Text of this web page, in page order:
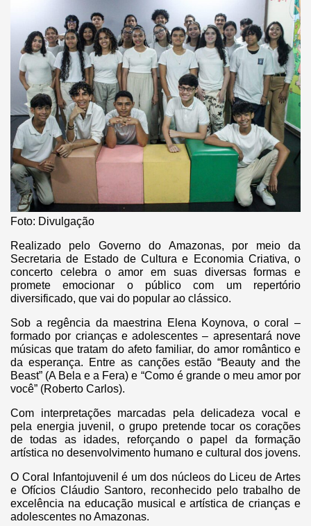
Foto: Divulgação
Realizado pelo Governo do Amazonas, por meio da
Secretaria de Estado de Cultura e Economia Criativa, o
concerto celebra o amor em suas diversas formas e
promete emocionar o público com um repertório
diversificado, que vai do popular ao clássico.
Sob a regência da maestrina Elena Koynova, o coral –
formado por crianças e adolescentes – apresentará nove
músicas que tratam do afeto familiar, do amor romântico e
da esperança. Entre as canções estão “Beauty and the
Beast” (A Bela e a Fera) e “Como é grande o meu amor por
você” (Roberto Carlos).
Com interpretações marcadas pela delicadeza vocal e
pela energia juvenil, o grupo pretende tocar os corações
de todas as idades, reforçando o papel da formação
artística no desenvolvimento humano e cultural dos jovens.
O Coral Infantojuvenil é um dos núcleos do Liceu de Artes
e Ofícios Cláudio Santoro, reconhecido pelo trabalho de
excelência na educação musical e artística de crianças e
adolescentes no Amazonas.